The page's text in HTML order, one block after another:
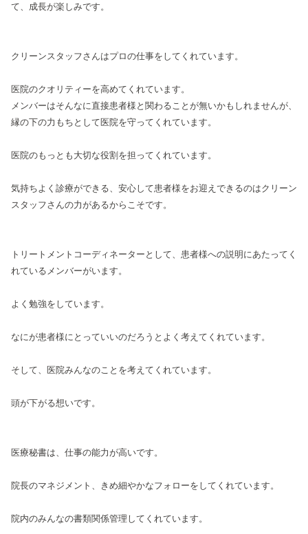
て、成長が楽しみです。
クリーンスタッフさんはプロの仕事をしてくれています。
医院のクオリティーを高めてくれています。
メンバーはそんなに直接患者様と関わることが無いかもしれませんが、
縁の下の力もちとして医院を守ってくれています。
医院のもっとも大切な役割を担ってくれています。
気持ちよく診療ができる、安心して患者様をお迎えできるのはクリーン
スタッフさんの力があるからこそです。
トリートメントコーディネーターとして、患者様への説明にあたってく
れているメンバーがいます。
よく勉強をしています。
なにが患者様にとっていいのだろうとよく考えてくれています。
そして、医院みんなのことを考えてくれています。
頭が下がる想いです。
医療秘書は、仕事の能力が高いです。
院長のマネジメント、きめ細やかなフォローをしてくれています。
院内のみんなの書類関係管理してくれています。